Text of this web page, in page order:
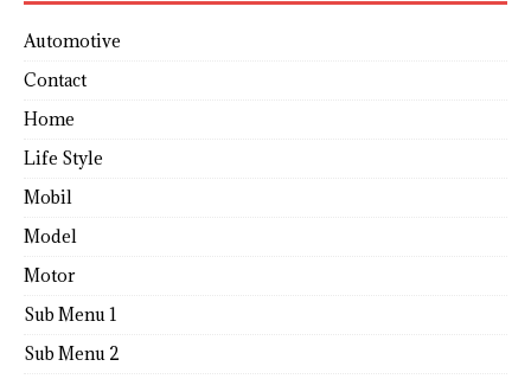
Automotive
Contact
Home
Life Style
Mobil
Model
Motor
Sub Menu 1
Sub Menu 2